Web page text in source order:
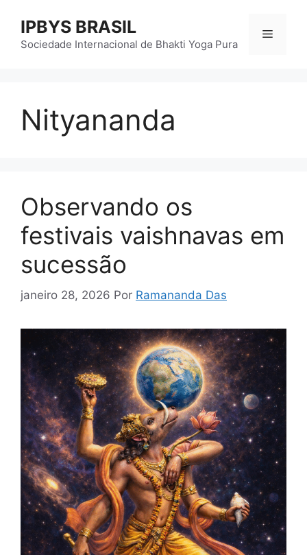
paraIPBYS BRASIL
Sociedade Internacional de Bhakti Yoga Pura
Menu
Nityananda
Observando os
festivais vaishnavas em
sucessão
janeiro 28, 2026 Por Ramananda Das